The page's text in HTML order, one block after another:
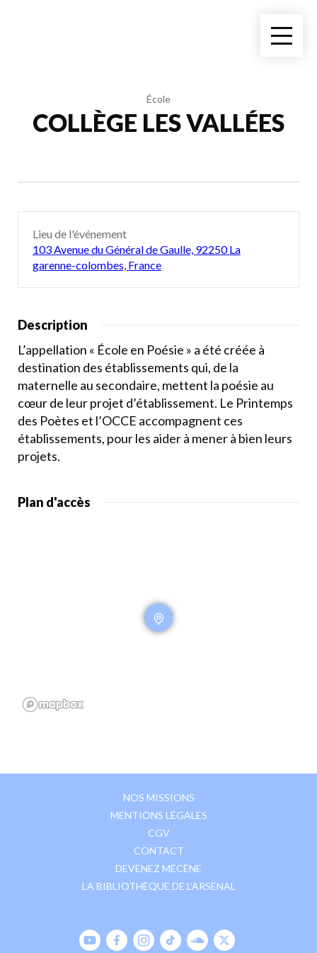
École
COLLÈGE LES VALLÉES
Lieu de l'événement
103 Avenue du Général de Gaulle, 92250 La
garenne-colombes, France
Description
L’appellation « École en Poésie » a été créée à
destination des établissements qui, de la
maternelle au secondaire, mettent la poésie au
cœur de leur projet d’établissement. Le Printemps
des Poètes et l’OCCE accompagnent ces
établissements, pour les aider à mener à bien leurs
projets.
Plan d'accès
NOS MISSIONS
MENTIONS LÉGALES
CGV
CONTACT
DEVENEZ MÉCÈNE
LA BIBLIOTHÈQUE DE L’ARSENAL